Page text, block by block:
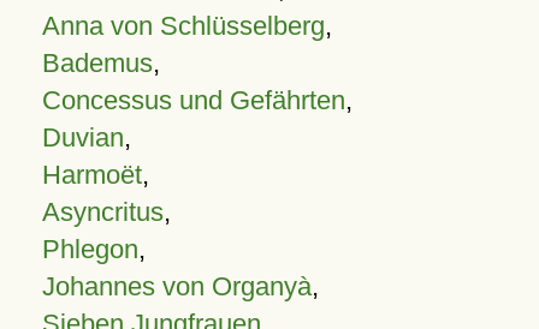
Anna von Schlüsselberg,
Bademus,
Concessus und Gefährten,
Duvian,
Harmoët,
Asyncritus,
Phlegon,
Johannes von Organyà,